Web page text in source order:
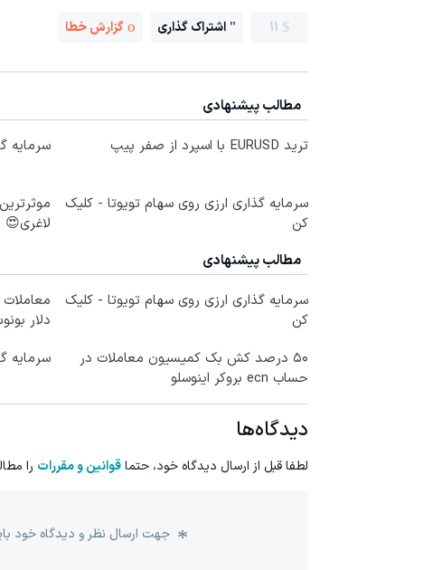
11 اشتراک گذاری گزارش خطا
مطالب پیشنهادی
ترید EURUSD با اسپرد از صفر پیپ
سرمایه
سرمایه گذاری ارزی روی سهام تویوتا - کلیک
کن
لاغری😍
مطالب پیشنهادی
سرمایه گذاری ارزی روی سهام تویوتا - کلیک
کن
دلار
۵۰ درصد کش بک کمیسیون معاملات در
حساب ecn بروکر اینوسلو
سرمایه
دیدگاه‌ها
لطفا قبل از ارسال دیدگاه خود، حتماقوانین و مقررات را
جهت ارسال نظر و دیدگاه خود